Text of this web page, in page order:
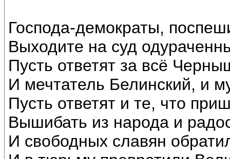
Господа-демократы,
Выходите на суд
Пусть ответят за всё
И мечтатель Белинский, и
Пусть ответят и те, что
Вышибать из народа и
И свободных славян